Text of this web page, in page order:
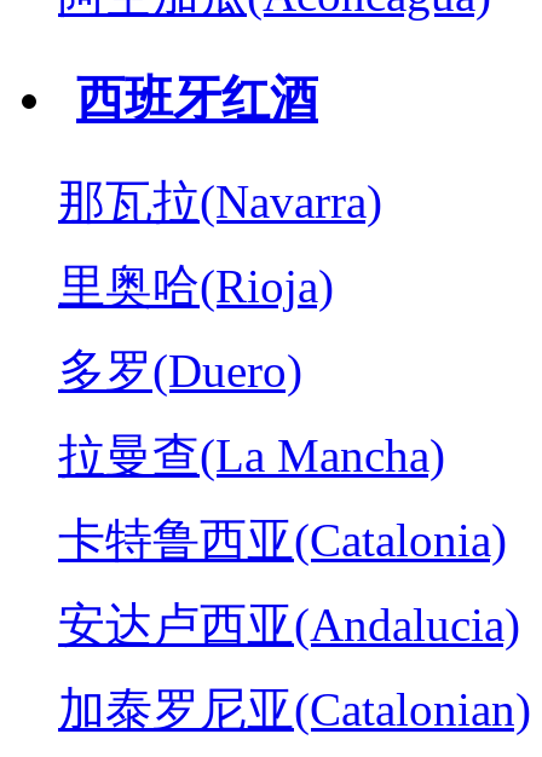
西班牙红酒
那瓦拉(Navarra)
里奥哈(Rioja)
多罗(Duero)
拉曼查(La Mancha)
卡特鲁西亚(Catalonia)
安达卢西亚(Andalucia)
加泰罗尼亚(Catalonian)